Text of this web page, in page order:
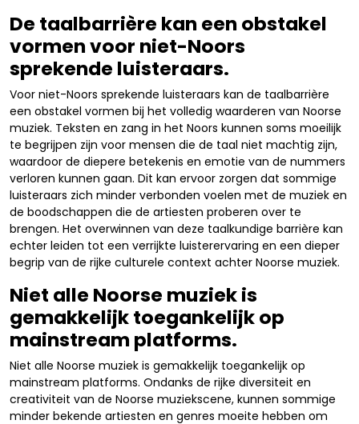
De taalbarrière kan een obstakel
vormen voor niet-Noors
sprekende luisteraars.
Voor niet-Noors sprekende luisteraars kan de taalbarrière
een obstakel vormen bij het volledig waarderen van Noorse
muziek. Teksten en zang in het Noors kunnen soms moeilijk
te begrijpen zijn voor mensen die de taal niet machtig zijn,
waardoor de diepere betekenis en emotie van de nummers
verloren kunnen gaan. Dit kan ervoor zorgen dat sommige
luisteraars zich minder verbonden voelen met de muziek en
de boodschappen die de artiesten proberen over te
brengen. Het overwinnen van deze taalkundige barrière kan
echter leiden tot een verrijkte luisterervaring en een dieper
begrip van de rijke culturele context achter Noorse muziek.
Niet alle Noorse muziek is
gemakkelijk toegankelijk op
mainstream platforms.
Niet alle Noorse muziek is gemakkelijk toegankelijk op
mainstream platforms. Ondanks de rijke diversiteit en
creativiteit van de Noorse muziekscene, kunnen sommige
minder bekende artiesten en genres moeite hebben om